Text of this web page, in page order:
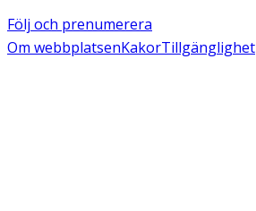
Följ och prenumerera
Om webbplatsenKakorTillgänglighet